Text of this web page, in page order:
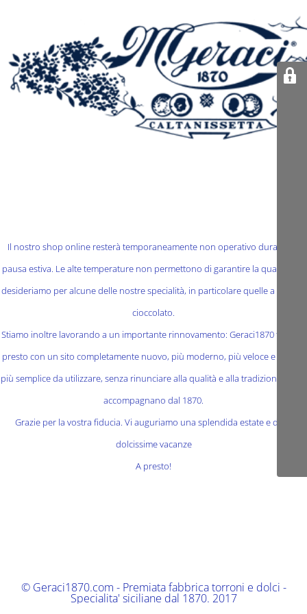
Il nostro shop online resterà temporaneamente non operativo durante la
pausa estiva. Le alte temperature non permettono di garantire la qualità che
desideriamo per alcune delle nostre specialità, in particolare quelle a base di
cioccolato.
Stiamo inoltre lavorando a un importante rinnovamento: Geraci1870 tornerà
presto con un sito completamente nuovo, più moderno, più veloce e ancora
più semplice da utilizzare, senza rinunciare alla qualità e alla tradizione che ci
accompagnano dal 1870.
Grazie per la vostra fiducia. Vi auguriamo una splendida estate e delle
dolcissime vacanze
A presto!
© Geraci1870.com - Premiata fabbrica torroni e dolci -
Specialita' siciliane dal 1870. 2017